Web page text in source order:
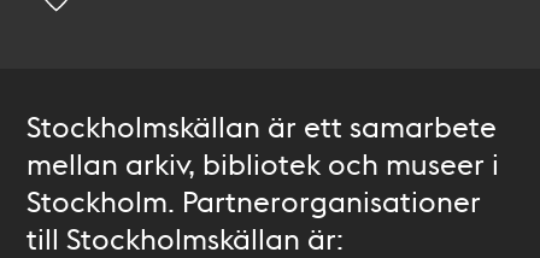
Stockholmskällan är ett samarbete
mellan arkiv, bibliotek och museer i
Stockholm. Partnerorganisationer
till Stockholmskällan är: